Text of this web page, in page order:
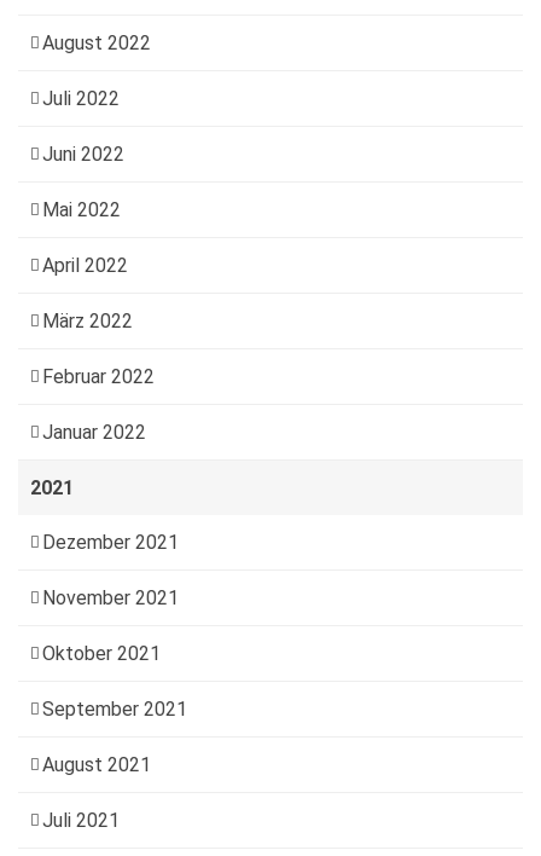
August 2022
Juli 2022
Juni 2022
Mai 2022
April 2022
März 2022
Februar 2022
Januar 2022
2021
Dezember 2021
November 2021
Oktober 2021
September 2021
August 2021
Juli 2021